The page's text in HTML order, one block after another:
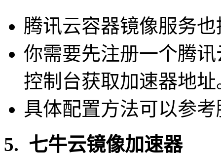
腾讯云容器镜像服务
你需要先注册一个腾
控制台获取加速器地址
具体配置方法可以参
5. 七牛云镜像加速器